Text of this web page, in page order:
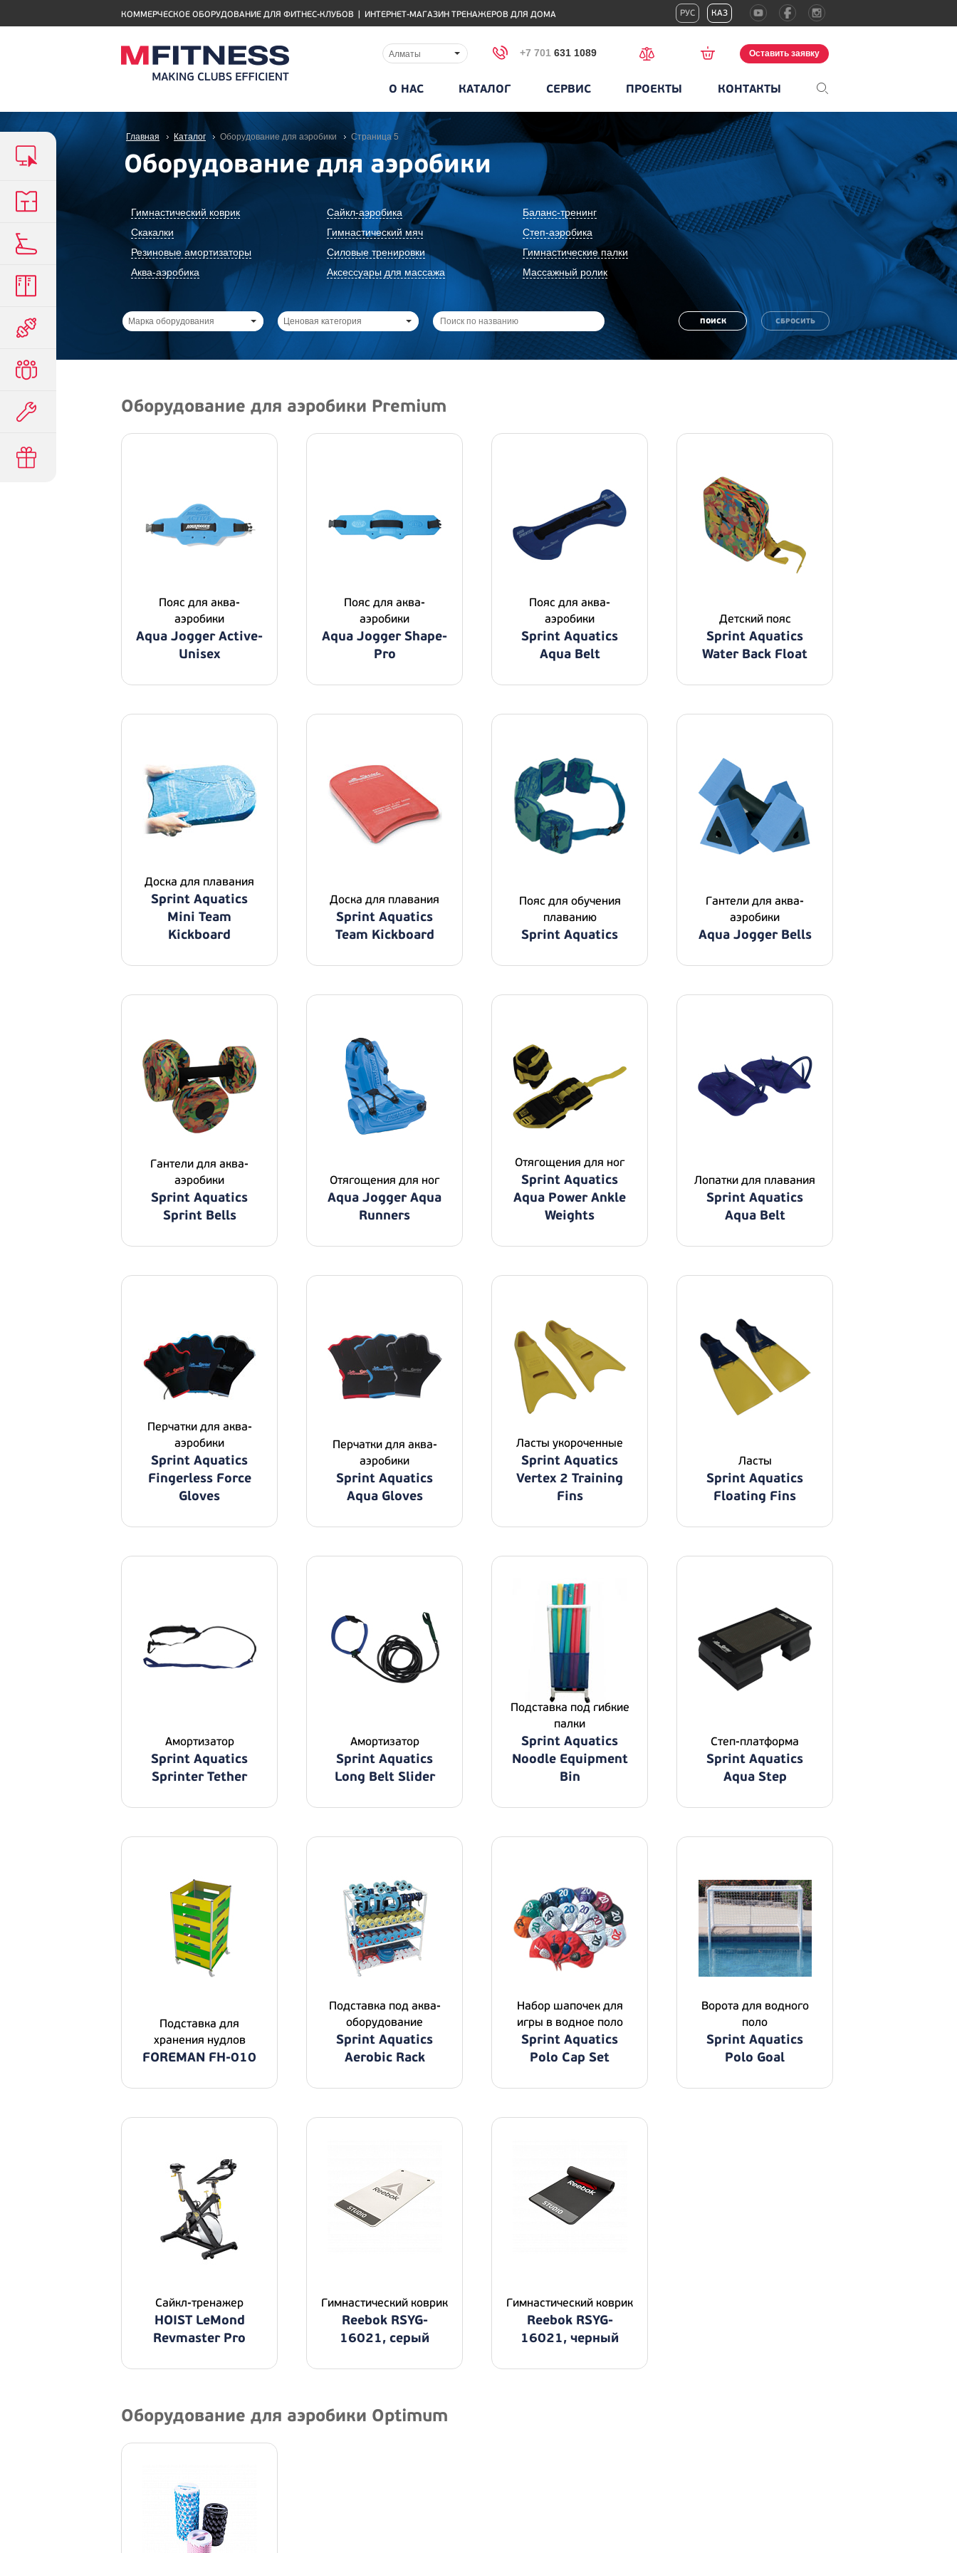
КОММЕРЧЕСКОЕ ОБОРУДОВАНИЕ ДЛЯ ФИТНЕС-КЛУБОВ ИНТЕРНЕТ-МАГАЗИН ТРЕНАЖЕРОВ ДЛЯ ДОМА РУС КАЗ
Алматы +7 701 631 1089 Оставить заявку
О НАС КАТАЛОГ СЕРВИС ПРОЕКТЫ КОНТАКТЫ
Главная Каталог Оборудование для аэробики Cтраница 5
Оборудование для аэробики
Гимнастический коврик Сайкл-аэробика
Баланс-тренинг
Скакалки
Гимнастический мяч
Степ-аэробика
Резиновые амортизаторы
Силовые тренировки
Гимнастические палки
Аква-аэробика
Аксессуары для массажа Массажный ролик
Марка оборудования Ценовая категория
Оборудование для аэробики Premium
Пояс для аква-
аэробики
Aqua Jogger Active-
Unisex
Пояс для аква-
аэробики
Aqua Jogger Shape-
Pro
Пояс для аква-
аэробики
Sprint Aquatics
Aqua Belt
Детский пояс
Sprint Aquatics
Water Back Float
Доска для плавания
Sprint Aquatics
Mini Team
Kickboard
Доска для плавания
Sprint Aquatics
Team Kickboard
Пояс для обучения
плаванию
Sprint Aquatics
Гантели для аква-
аэробики
Aqua Jogger Bells
Гантели для аква-
аэробики
Sprint Aquatics
Sprint Bells
Отягощения для ног
Aqua Jogger Aqua
Runners
Отягощения для ног
Sprint Aquatics
Aqua Power Ankle
Weights
Лопатки для плавания
Sprint Aquatics
Aqua Belt
Перчатки для аква-
аэробики
Sprint Aquatics
Fingerless Force
Gloves
Перчатки для аква-
аэробики
Sprint Aquatics
Aqua Gloves
Ласты укороченные
Sprint Aquatics
Vertex 2 Training
Fins
Ласты
Sprint Aquatics
Floating Fins
Амортизатор
Sprint Aquatics
Sprinter Tether
Амортизатор
Sprint Aquatics
Long Belt Slider
Подставка под гибкие
палки
Sprint Aquatics
Noodle Equipment
Bin
Степ-платформа
Sprint Aquatics
Aqua Step
Подставка для
хранения нудлов
FOREMAN FH-010
Подставка под аква-
оборудование
Sprint Aquatics
Aerobic Rack
Набор шапочек для
игры в водное поло
Sprint Aquatics
Polo Cap Set
Ворота для водного
поло
Sprint Aquatics
Polo Goal
Сайкл-тренажер
HOIST LeMond
Revmaster Pro
Гимнастический коврик
Reebok RSYG-
16021, серый
Гимнастический коврик
Reebok RSYG-
16021, черный
Оборудование для аэробики Optimum